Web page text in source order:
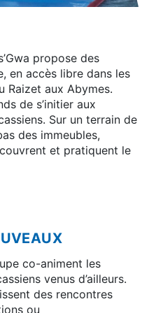
propose des
en accès libre dans les
Raizet aux Abymes.
de s’initier aux
Sur un terrain de
des immeubles,
et pratiquent le
co-animent les
venus d’ailleurs.
des rencontres
ou